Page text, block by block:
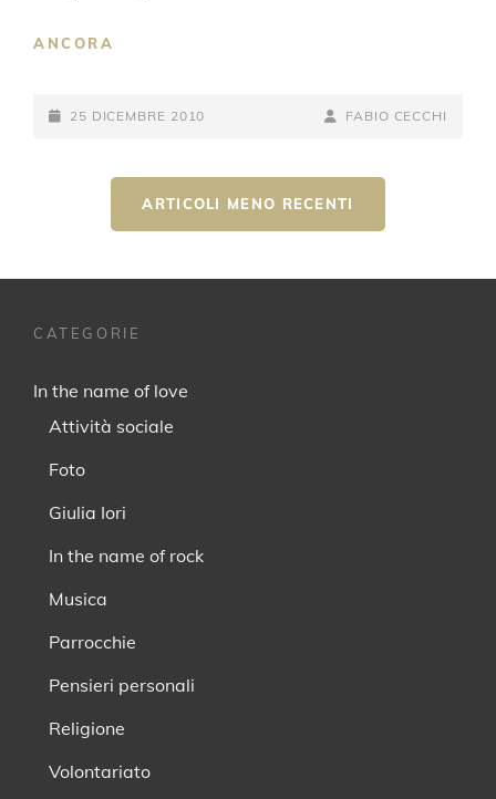
ANCORA
POSTED-
25 DICEMBRE 2010
BY
BYLINE
FABIO CECCHI
Navigazione
ARTICOLI MENO RECENTI
CATEGORIE
In the name of love
Attività sociale
Foto
Giulia Iori
In the name of rock
Musica
Parrocchie
Pensieri personali
Religione
Volontariato